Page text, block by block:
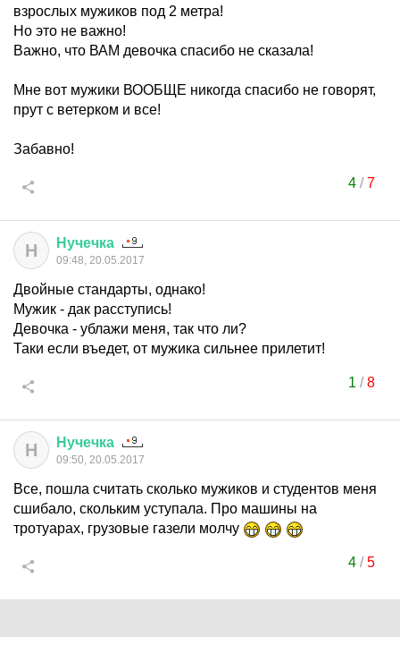
взрослых мужиков под 2 метра!
Но это не важно!
Важно, что ВАМ девочка спасибо не сказала!
Мне вот мужики ВООБЩЕ никогда спасибо не говорят,
прут с ветерком и все!
Забавно!
4/7
Н Нучечка
09:48, 20.05.2017
Двойные стандарты, однако!
Мужик - дак расступись!
Девочка - ублажи меня, так что ли?
Таки если въедет, от мужика сильнее прилетит!
1 /8
Н Нучечка
09:50, 20.05.2017
Все, пошла считать сколько мужиков и студентов меня
сшибало, скольким уступала. Про машины на
тротуарах, грузовые газели молчу
4/5